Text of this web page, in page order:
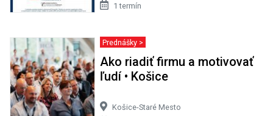
1 termín
Prednášky >
Ako riadiť firmu a motivovať
ľudí • Košice
Košice-Staré Mesto